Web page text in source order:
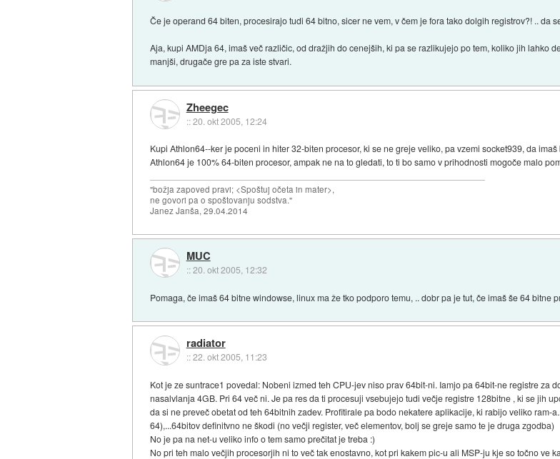
Če je operand 64 biten, procesirajo tudi 64 bitno, sicer ne vem, v čem je fora tako dolgih registrov?! .. da
Aja, kupi AMDja 64, imaš več različic, od dražjih do cenejših, ki pa se razlikujejo po tem, koliko jih lahko
manjši, drugače gre pa za iste stvari.
Zheegec
::20. okt 2005, 12:24
Kupi Athlon64--ker je poceni in hiter 32-biten procesor, ki se ne greje veliko, pa vzemi socket939, da
Athlon64 je 100% 64-biten procesor, ampak ne na to gledati, to ti bo samo v prihodnosti mogoče malo
"božja zapoved pravi; <Spoštuj očeta in mater>,
ne govori pa o spoštovanju sodstva."
Janez Janša, 29.04.2014
MUC
::20. okt 2005, 12:32
Pomaga, če imaš 64 bitne windowse, linux ma že tko podporo temu, .. dobr pa je tut, če imaš še 64 bitne
radiator
::22. okt 2005, 11:23
Kot je ze suntrace1 povedal: Nobeni izmed teh CPU-jev niso prav 64bit-ni. Iamjo pa 64bit-ne registre za
nasalvlanja 4GB. Pri 64 več ni. Je pa res da ti procesuji vsebujejo tudi večje registre 128bitne , ki se jih
da si ne preveč obetat od teh 64bitnih zadev. Profitirale pa bodo nekatere aplikacije, ki rabijo veliko ram-
64),...64bitov definitvno ne škodi (no večji register, več elementov, bolj se greje samo te je druga zgodba)
No je pa na net-u veliko info o tem samo prečitat je treba :)
No pri teh malo večjih procesorjih ni to več tak enostavno, kot pri kakem pic-u ali MSP-ju kje so točno ve